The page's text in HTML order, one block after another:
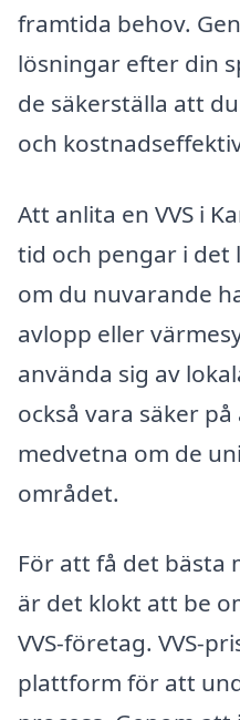
framtida behov.
lösningar efter din
de säkerställa att
och
Att anlita en VVS i
tid och pengar i det
om du nuvarande
avlopp eller
använda sig av
också vara säker
medvetna om de
området.
För att få det bästa
är det klokt att be
VVS-företag. VVS-
plattform för att